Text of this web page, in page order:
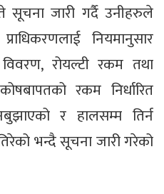
सूचना जारी गर्दै उनीहरुले
नियमानुसार
रोयल्टी रकम तथा
रकम निर्धारित
र हालसम्म तिर्न
भन्दै सूचना जारी गरेको